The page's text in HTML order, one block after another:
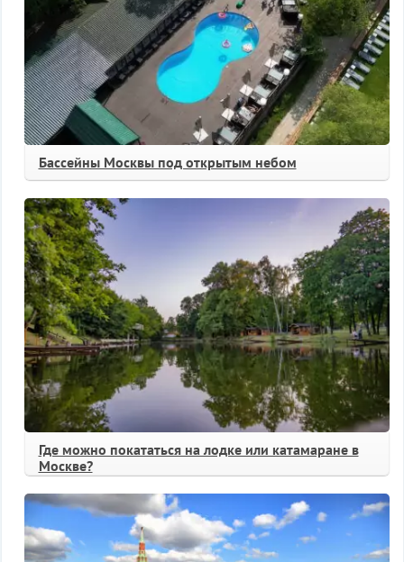
Бассейны Москвы под открытым небом
Где можно покататься на лодке или катамаране в
Москве?